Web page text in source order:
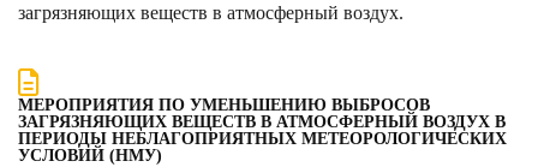
загрязняющих веществ в атмосферный воздух.
МЕРОПРИЯТИЯ ПО УМЕНЬШЕНИЮ ВЫБРОСОВ
ЗАГРЯЗНЯЮЩИХ ВЕЩЕСТВ В АТМОСФЕРНЫЙ ВОЗДУХ В
ПЕРИОДЫ НЕБЛАГОПРИЯТНЫХ МЕТЕОРОЛОГИЧЕСКИХ
УСЛОВИЙ (НМУ)